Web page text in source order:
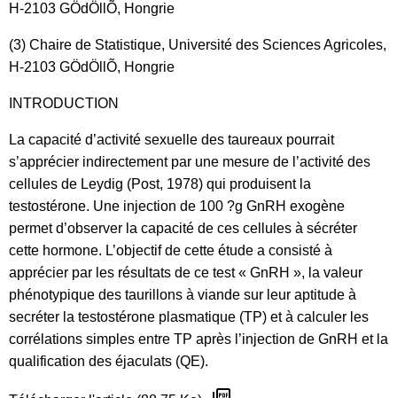
H-2103 GÖdÖllÕ, Hongrie
(3) Chaire de Statistique, Université des Sciences Agricoles,
H-2103 GÖdÖllÕ, Hongrie
INTRODUCTION
La capacité d’activité sexuelle des taureaux pourrait
s’apprécier indirectement par une mesure de l’activité des
cellules de Leydig (Post, 1978) qui produisent la
testostérone. Une injection de 100 ?g GnRH exogène
permet d’observer la capacité de ces cellules à sécréter
cette hormone. L’objectif de cette étude a consisté à
apprécier par les résultats de ce test « GnRH », la valeur
phénotypique des taurillons à viande sur leur aptitude à
secréter la testostérone plasmatique (TP) et à calculer les
corrélations simples entre TP après l’injection de GnRH et la
qualification des éjaculats (QE).